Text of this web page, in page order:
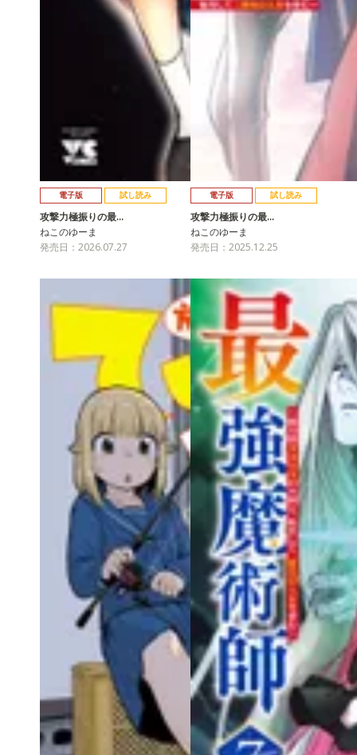
電子版 試し読み
攻撃力極振りの最…
ねこのゆーま
発売日：2026.07.27
電子版 試し読み
攻撃力極振りの最…
ねこのゆーま
発売日：2025.12.25